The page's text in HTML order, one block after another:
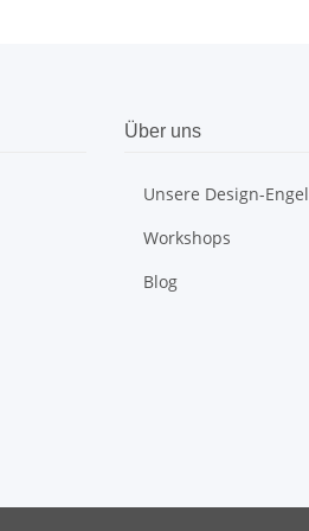
Über uns
Unsere Design-Engel
Workshops
Blog